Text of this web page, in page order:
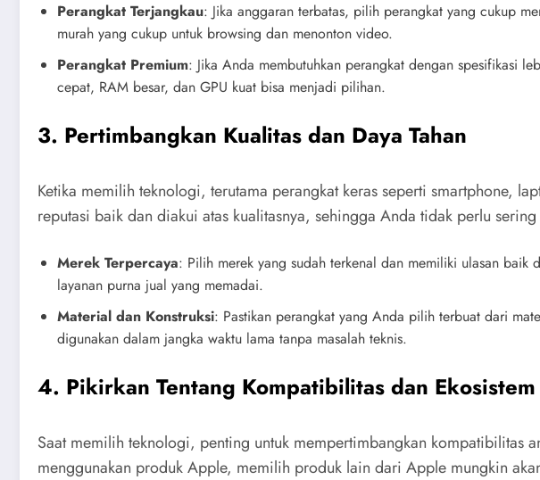
Perangkat Terjangkau: Jika anggaran terbatas, pilih perangkat yang cukup
murah yang cukup untuk browsing dan menonton video.
Perangkat Premium: Jika Anda membutuhkan perangkat dengan spesifikasi
cepat, RAM besar, dan GPU kuat bisa menjadi pilihan.
3. Pertimbangkan Kualitas dan Daya Tahan
Ketika memilih teknologi, terutama perangkat keras seperti smartphone,
reputasi baik dan diakui atas kualitasnya, sehingga Anda tidak perlu
Merek Terpercaya: Pilih merek yang sudah terkenal dan memiliki ulasan
layanan purna jual yang memadai.
Material dan Konstruksi: Pastikan perangkat yang Anda pilih terbuat dari
digunakan dalam jangka waktu lama tanpa masalah teknis.
4. Pikirkan Tentang Kompatibilitas dan Ekosistem
Saat memilih teknologi, penting untuk mempertimbangkan kompatibilitas
menggunakan produk Apple, memilih produk lain dari Apple mungkin